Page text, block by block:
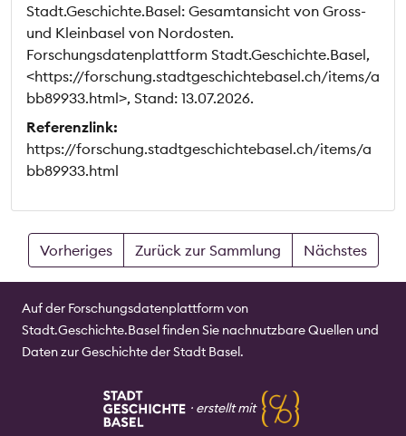
Stadt.Geschichte.Basel: Gesamtansicht von Gross-
und Kleinbasel von Nordosten.
Forschungsdatenplattform Stadt.Geschichte.Basel,
<https://forschung.stadtgeschichtebasel.ch/items/a
bb89933.html>, Stand: 13.07.2026.
Referenzlink:
https://forschung.stadtgeschichtebasel.ch/items/a
bb89933.html
Vorheriges Zurück zur Sammlung Nächstes
Auf der Forschungsdatenplattform von
Stadt.Geschichte.Basel finden Sie nachnutzbare Quellen und
Daten zur Geschichte der Stadt Basel.
⸱ erstellt mit